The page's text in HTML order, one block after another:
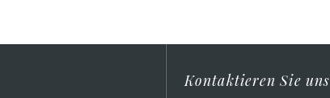
Kontaktieren Sie uns